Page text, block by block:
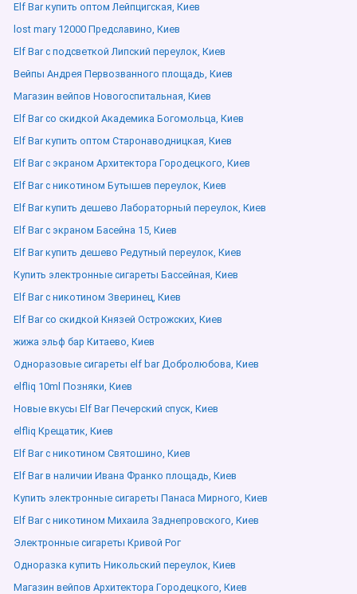
Elf Bar купить оптом Лейпцигская, Киев
lost mary 12000 Предславино, Киев
Elf Bar с подсветкой Липский переулок, Киев
Вейпы Андрея Первозванного площадь, Киев
Магазин вейпов Новогоспитальная, Киев
Elf Bar со скидкой Академика Богомольца, Киев
Elf Bar купить оптом Старонаводницкая, Киев
Elf Bar с экраном Архитектора Городецкого, Киев
Elf Bar с никотином Бутышев переулок, Киев
Elf Bar купить дешево Лабораторный переулок, Киев
Elf Bar с экраном Басейна 15, Киев
Elf Bar купить дешево Редутный переулок, Киев
Купить электронные сигареты Бассейная, Киев
Elf Bar с никотином Зверинец, Киев
Elf Bar со скидкой Князей Острожских, Киев
жижа эльф бар Китаево, Киев
Одноразовые сигареты elf bar Добролюбова, Киев
elfliq 10ml Позняки, Киев
Новые вкусы Elf Bar Печерский спуск, Киев
elfliq Крещатик, Киев
Elf Bar с никотином Святошино, Киев
Elf Bar в наличии Ивана Франко площадь, Киев
Купить электронные сигареты Панаса Мирного, Киев
Elf Bar с никотином Михаила Заднепровского, Киев
Электронные сигареты Кривой Рог
Одноразка купить Никольский переулок, Киев
Магазин вейпов Архитектора Городецкого, Киев